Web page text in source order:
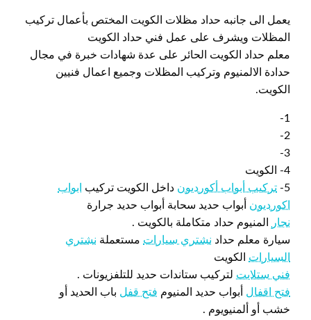
يعمل الى جانبه حداد مظلات الكويت المختص بأعمال تركيب
المظلات ويشرف على عمل فني حداد الكويت
معلم حداد الكويت الحائر على عدة شهادات خبرة في مجال
حدادة الالمنيوم وتركيب المظلات وجميع اعمال فنيين
الكويت.
1-
2-
3-
4- الكويت
5-
تركيب أبواب أكورديون داخل الكويت تركيب
ابواب
اكورديون أبواب حديد سحابة أبواب حديد جرارة
نجار
المنيوم حداد متكاملة بالكويت .
سيارة معلم حداد نشتري سيارات مستعملة نشتري
السيارات الكويت
فني ستلايت لتركيب ستاندات حديد للتلفزيونات .
فتح اقفال أبواب حديد المنيوم فتح قفل باب الحديد أو
خشب أو ألمنيويوم .